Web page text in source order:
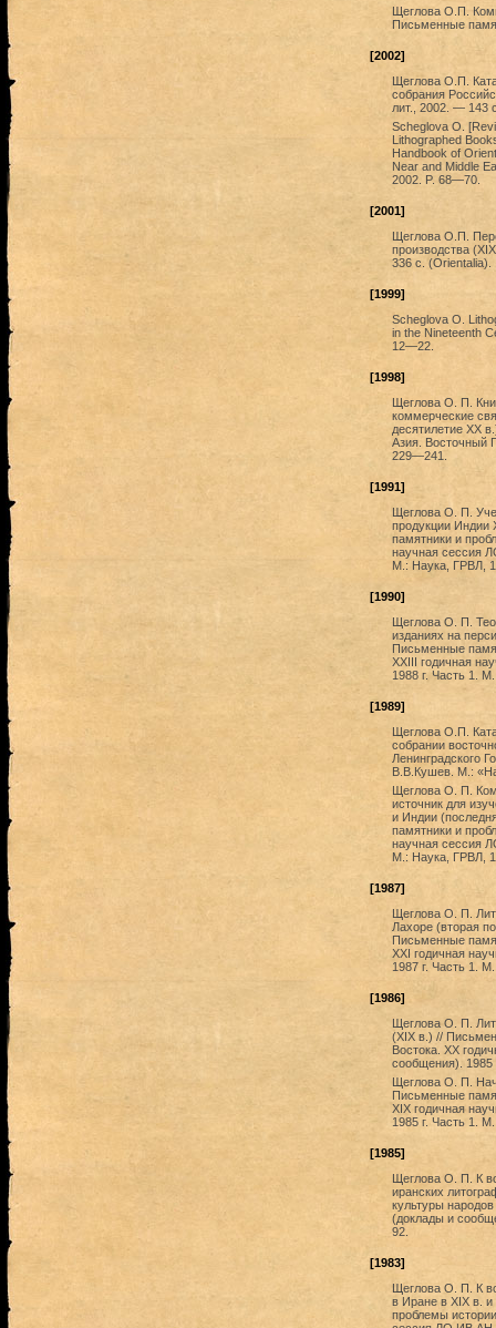
Щеглова О.П.
Письменные
[2002]
Щеглова О.П.
собрания
лит., 2002. — 143
Scheglova O.
Lithographed
Handbook of
Near and Middle
2002. P. 68—70.
[2001]
Щеглова О.П.
производства
336 с. (Orientalia).
[1999]
Scheglova O.
in the Nineteenth
12—22.
[1998]
Щеглова О. П.
коммерческие
десятилетие XX
Азия. Восточный
229—241.
[1991]
Щеглова О. П.
продукции Индии
памятники и
научная сессия
М.: Наука, ГРВЛ,
[1990]
Щеглова О. П.
изданиях на
Письменные
XXIII годичная
1988 г. Часть 1.
[1989]
Щеглова О.П.
собрании
Ленинградского
В.В.Кушев. М.:
Щеглова О. П.
источник для
и Индии
памятники и
научная сессия
М.: Наука, ГРВЛ,
[1987]
Щеглова О. П.
Лахоре (вторая
Письменные
XXI годичная
1987 г. Часть 1.
[1986]
Щеглова О. П.
(XIX в.) //
Востока. XX
сообщения).
Щеглова О. П.
Письменные
XIX годичная
1985 г. Часть 1.
[1985]
Щеглова О. П. К
иранских
культуры
(доклады и
92.
[1983]
Щеглова О. П. К
в Иране в XIX в.
проблемы